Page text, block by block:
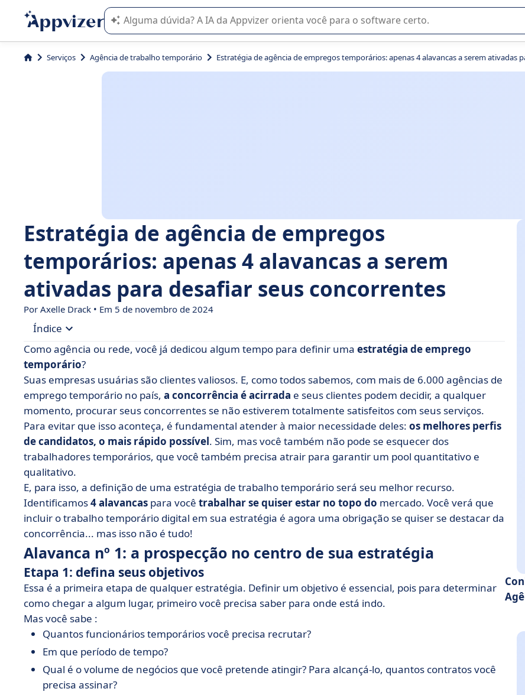
A IA do Appvizer o orienta no uso ou na seleção de software SaaS para sua empresa.
Serviços Agência de trabalho temporário Estratégia de agência de empregos temporários: apenas 4 alavancas a serem ativadas
Estratégia de agência de empregos
temporários: apenas 4 alavancas a serem
ativadas para desafiar seus concorrentes
Por Axelle Drack • Em 5 de novembro de 2024
Índice
• Alavanca nº 1: a prospecção no centro de sua estratégia
• Alavanca nº 2: visibilidade para sua agência ou rede
• Alavanca nº 3: criando fidelidade entre os trabalhadores temporários e as empresas usuárias
• Alavanca nº 4: integre a tecnologia digital em sua estratégia de emprego temporário
Como agência ou rede, você já dedicou algum tempo para definir uma estratégia de emprego
temporário?
Suas empresas usuárias são clientes valiosos. E, como todos sabemos, com mais de 6.000 agências de
emprego temporário no país, a concorrência é acirrada e seus clientes podem decidir, a qualquer
momento, procurar seus concorrentes se não estiverem totalmente satisfeitos com seus serviços.
Para evitar que isso aconteça, é fundamental atender à maior necessidade deles: os melhores perfis
de candidatos, o mais rápido possível. Sim, mas você também não pode se esquecer dos
trabalhadores temporários, que você também precisa atrair para garantir um pool quantitativo e
qualitativo.
E, para isso, a definição de uma estratégia de trabalho temporário será seu melhor recurso.
Identificamos4 alavancas para você trabalhar se quiser estar no topo do mercado. Você verá que
incluir o trabalho temporário digital em sua estratégia é agora uma obrigação se quiser se destacar da
concorrência... mas isso não é tudo!
Alavanca nº 1: a prospecção no centro de sua estratégia
Etapa 1: defina seus objetivos
Essa é a primeira etapa de qualquer estratégia. Definir um objetivo é essencial, pois para determinar
como chegar a algum lugar, primeiro você precisa saber para onde está indo.
Mas você sabe :
Quantos funcionários temporários você precisa recrutar?
Em que período de tempo?
Qual é o volume de negócios que você pretende atingir? Para alcançá-lo, quantos contratos você
precisa assinar?